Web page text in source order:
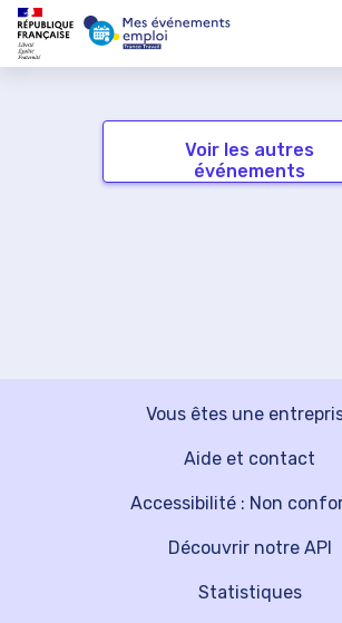
Voir les autres
événements
Vous êtes une
Découvrir notre API
Aide et contact
Statistiques
Accessibilité : Non